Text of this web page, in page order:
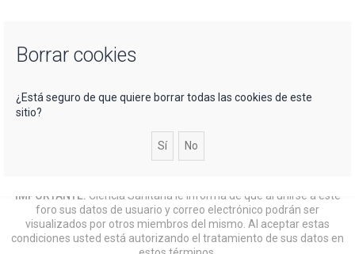
Borrar cookies
¿Está seguro de que quiere borrar todas las cookies de este
sitio?
IMPORTANTE: Ciencia Sanitaria le informa de que al unirse a este
foro sus datos de usuario y correo electrónico podrán ser
visualizados por otros miembros del mismo. Al aceptar estas
condiciones usted está autorizando el tratamiento de sus datos en